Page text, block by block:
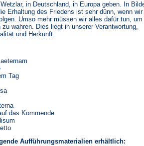
in Deutschland, in Europa geben. In
Erhaltung des Friedens ist sehr dünn, wenn wir
Umso mehr müssen wir alles dafür tun, um
wahren. Dies liegt in unserer Verantwortung,
und Herkunft.
Tag
das Kommende
Aufführungsmaterialien erhältlich: